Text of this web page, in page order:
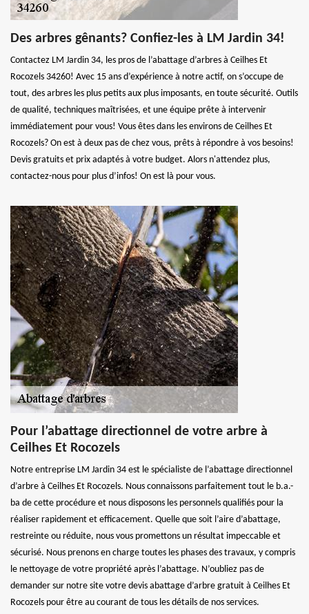
Des arbres gênants? Confiez-les à LM Jardin 34!
Contactez LM Jardin 34, les pros de l’abattage d’arbres à Ceilhes Et
Rocozels 34260! Avec 15 ans d’expérience à notre actif, on s’occupe de
tout, des arbres les plus petits aux plus imposants, en toute sécurité. Outils
de qualité, techniques maîtrisées, et une équipe prête à intervenir
immédiatement pour vous! Vous êtes dans les environs de Ceilhes Et
Rocozels? On est à deux pas de chez vous, prêts à répondre à vos besoins!
Devis gratuits et prix adaptés à votre budget. Alors n'attendez plus,
contactez-nous pour plus d’infos! On est là pour vous.
Pour l’abattage directionnel de votre arbre à
Ceilhes Et Rocozels
Notre entreprise LM Jardin 34 est le spécialiste de l’abattage directionnel
d’arbre à Ceilhes Et Rocozels. Nous connaissons parfaitement tout le b.a.-
ba de cette procédure et nous disposons les personnels qualifiés pour la
réaliser rapidement et efficacement. Quelle que soit l’aire d’abattage,
restreinte ou réduite, nous vous promettons un résultat impeccable et
sécurisé. Nous prenons en charge toutes les phases des travaux, y compris
le nettoyage de votre propriété après l’abattage. N’oubliez pas de
demander sur notre site votre devis abattage d’arbre gratuit à Ceilhes Et
Rocozels pour être au courant de tous les détails de nos services.